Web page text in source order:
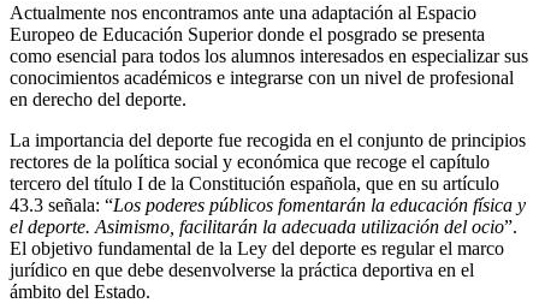
Actualmente nos encontramos ante una adaptación al Espacio
Europeo de Educación Superior donde el posgrado se presenta
como esencial para todos los alumnos interesados en especializar sus
conocimientos académicos e integrarse con un nivel de profesional
en derecho del deporte.
La importancia del deporte fue recogida en el conjunto de principios
rectores de la política social y económica que recoge el capítulo
tercero del título I de la Constitución española, que en su artículo
43.3 señala: “Los poderes públicos fomentarán la educación física y
el deporte. Asimismo, facilitarán la adecuada utilización del ocio”.
El objetivo fundamental de la Ley del deporte es regular el marco
jurídico en que debe desenvolverse la práctica deportiva en el
ámbito del Estado.